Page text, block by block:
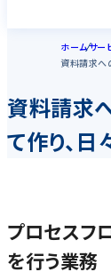
ホームサー
資料請求へ
資料請求
て作り、
プロセスフ
を行う業務